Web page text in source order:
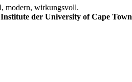
modern, wirkungsvoll.
der University of Cape Town